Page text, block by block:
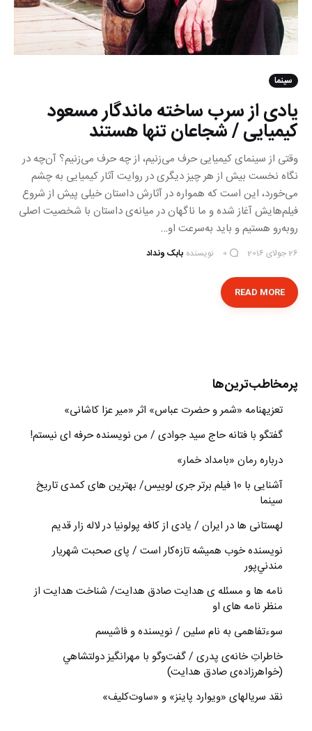
سینما
یادی از سرب ساخته ماندگار مسعود
کیمیایی / شجاعان تنها هستند
وقتی از سینمای کیمیایی حرف می‌زنیم، از چه حرف می‌زنیم؟ آن‌چه در
نگاه نخست بیش از هر چیز دیگری در روایت آثار کیمیایی به چشم
می‌خورد، این است که همواره در آثارش داستان خیلی پیش از شروع
فیلم‌هایش آغاز شده و ما ناگهان در میانه‌ی داستان با شخصیت اصلی
روبه‌رو هستیم و باید به‌سرعت او…
26 جولای 2016 0 نویسنده بابک ونداد
READ MORE
پرمخاطب‌ترین‌ها
تعزیه‎نامه‏ «شمر و حضرت عباس» اثر «میر عزا کاشانی»
گفتگو با فتانه حاج سید جوادی / من نویسنده حرفه ای نیستم!
درباره رمان «بامداد خمار»
آشنایی با 10 فیلم برتر جری لوییس/ بهترین های کمدی تاریخ
سینما
لهستانی ها در ایران / یادی از کافه پولونیا در لاله زار قدیم
نويسنده خوب هميشه تازه‌كار است / پای صحبت شهريار
مندني‌پور
نامه ها و مسئله ی هدایت صادق هدایت/ شناخت هدایت از
منظر نامه های او
سوءتفاهمی به نام سلین / نویسنده و فاشیسم
خاطراتِ خانه‌ی پدری / گفت‌وگو با مهرانگيز دولتشاهي
(خواهرزاده‌ی صادق هدايت)
نقد سریالهای «ویوارد پاینز» و «ساوت‌کلیف»